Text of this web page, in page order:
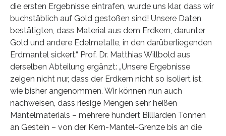
die ersten Ergebnisse eintrafen, wurde uns klar, dass wir
buchstäblich auf Gold gestoßen sind! Unsere Daten
bestätigten, dass Material aus dem Erdkern, darunter
Gold und andere Edelmetalle, in den darüberliegenden
Erdmantel sickert.“ Prof. Dr. Matthias Willbold aus
derselben Abteilung ergänzt: „Unsere Ergebnisse
zeigen nicht nur, dass der Erdkern nicht so isoliert ist,
wie bisher angenommen. Wir können nun auch
nachweisen, dass riesige Mengen sehr heißen
Mantelmaterials – mehrere hundert Billiarden Tonnen
an Gestein – von der Kern-Mantel-Grenze bis an die